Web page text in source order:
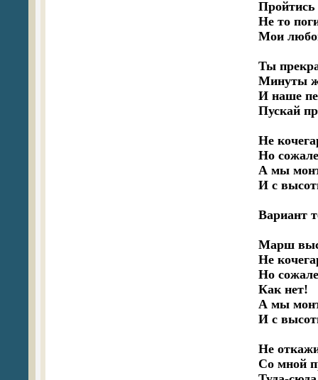
Пройтись
Не то
Мои
Ты
Минуты
И наше
Пускай
Не
Но
А мы
И с
Вариант
Марш
Не
Но
Как нет!
А мы
И с
Не
Со мной